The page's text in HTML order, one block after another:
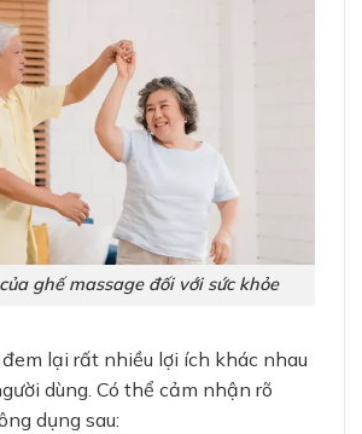
ghế massage đối với sức khỏe
đem lại rất nhiều lợi ích khác nhau
dùng. Có thể cảm nhận rõ
dụng sau: